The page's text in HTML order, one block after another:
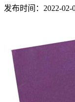
发布时间：2022-02-